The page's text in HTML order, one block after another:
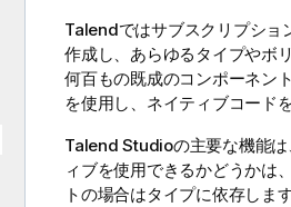
Talendではサブスクリプショ
作成し、あらゆるタイプやボ
何百もの既成のコンポーネン
を使用し、ネイティブコード
Talend Studioの主要な機能
ィブを使用できるかどうかは
トの場合はタイプに依存します